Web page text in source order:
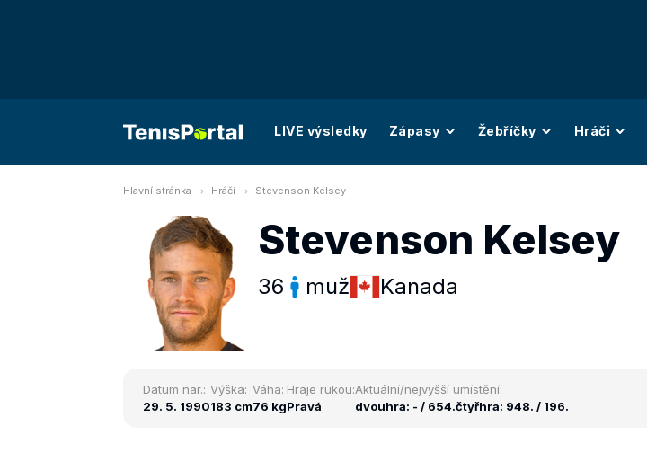
LIVE výsledky Zápasy Žebříčky Hráči
Hlavní stránka Hráči Stevenson Kelsey
Stevenson Kelsey
36 muž Kanada
Datum nar.:
29. 5. 1990
Výška:
183 cm
Váha:
76 kg
Hraje rukou:
Pravá
Aktuální/nejvyšší umístění:
dvouhra: - / 654.čtyřhra: 948. / 196.